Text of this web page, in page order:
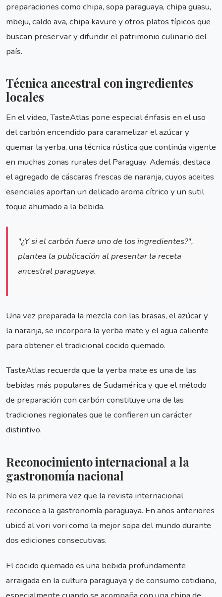
preparaciones como chipa, sopa paraguaya, chipa guasu,
mbeju, caldo ava, chipa kavure y otros platos típicos que
buscan preservar y difundir el patrimonio culinario del
país.
Técnica ancestral con ingredientes
locales
En el video, TasteAtlas pone especial énfasis en el uso
del carbón encendido para caramelizar el azúcar y
quemar la yerba, una técnica rústica que continúa vigente
en muchas zonas rurales del Paraguay. Además, destaca
el agregado de cáscaras frescas de naranja, cuyos aceites
esenciales aportan un delicado aroma cítrico y un sutil
toque ahumado a la bebida.
"¿Y si el carbón fuera uno de los ingredientes?",
plantea la publicación al presentar la receta
ancestral paraguaya.
Una vez preparada la mezcla con las brasas, el azúcar y
la naranja, se incorpora la yerba mate y el agua caliente
para obtener el tradicional cocido quemado.
TasteAtlas recuerda que la yerba mate es una de las
bebidas más populares de Sudamérica y que el método
de preparación con carbón constituye una de las
tradiciones regionales que le confieren un carácter
distintivo.
Reconocimiento internacional a la
gastronomía nacional
No es la primera vez que la revista internacional
reconoce a la gastronomía paraguaya. En años anteriores
ubicó al vori vori como la mejor sopa del mundo durante
dos ediciones consecutivas.
El cocido quemado es una bebida profundamente
arraigada en la cultura paraguaya y de consumo cotidiano,